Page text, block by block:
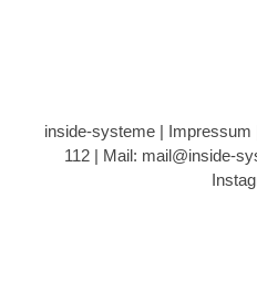
inside-systeme | Impressum
112 | Mail: mail@inside-